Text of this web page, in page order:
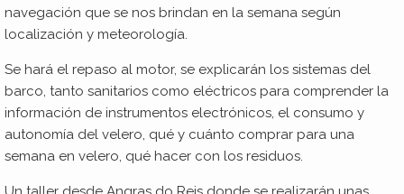
navegación que se nos brindan en la semana según
localización y meteorología.
Se hará el repaso al motor, se explicarán los sistemas del
barco, tanto sanitarios como eléctricos para comprender la
información de instrumentos electrónicos, el consumo y
autonomía del velero, qué y cuánto comprar para una
semana en velero, qué hacer con los residuos.